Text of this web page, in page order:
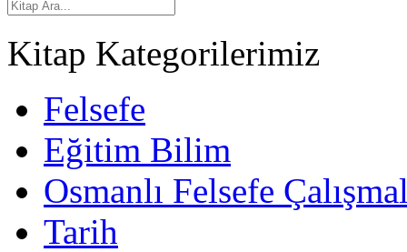
Kitap Kategorilerimiz
Felsefe
Eğitim Bilim
Osmanlı Felsefe
Tarih